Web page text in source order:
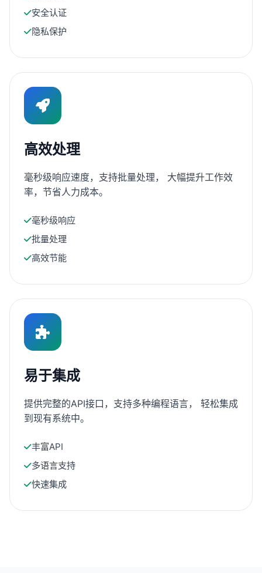
安全认证
隐私保护
高效处理
毫秒级响应速度，支持批量处理， 大幅提升工作效
率，节省人力成本。
毫秒级响应
批量处理
高效节能
易于集成
提供完整的API接口，支持多种编程语言， 轻松集成
到现有系统中。
丰富API
多语言支持
快速集成